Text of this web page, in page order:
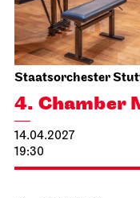
Staatsorchester
4. Chamber
14.04.2027
19:30